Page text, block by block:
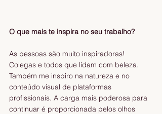
O que mais te inspira no seu trabalho?
As pessoas são muito inspiradoras!
Colegas e todos que lidam com beleza.
Também me inspiro na natureza e no
conteúdo visual de plataformas
profissionais. A carga mais poderosa para
continuar é proporcionada pelos olhos